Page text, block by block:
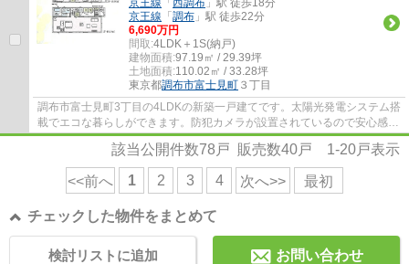
京王線 「 西調布 」駅 徒歩18分
京王線 「 調布 」駅 徒歩22分
6,690万円
間取:4LDK＋1S(納戸)
建物面積:97.19㎡ / 29.39坪
土地面積:110.02㎡ / 33.28坪
東京都調布市富士見町 ３丁目
調布市富士見町3丁目の4LDKの新築一戸建てです。太陽光発電システム搭
載でエコな暮らしができます。防犯カメラが設置されているので安心感が
あります。調布市でお住まいをお探しなら多...
該当公開件数78 戸 販売数40戸 1-20戸表示
<<前へ 1 2 3 4 次へ>> 最初
チェックした物件をまとめて
お問い合わせ
検討リストに追加